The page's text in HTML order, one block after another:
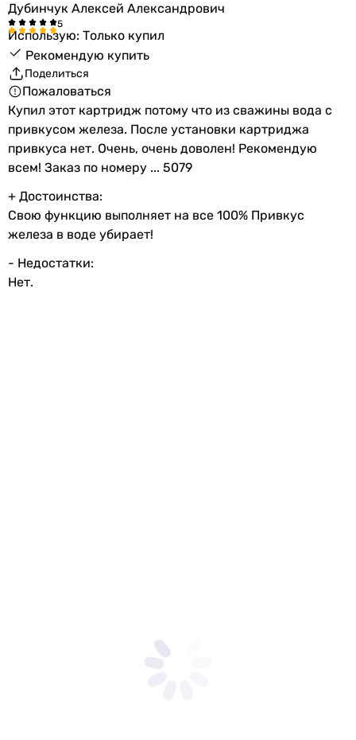
Дубинчук Алексей Александрович
Использую: Только купил
Рекомендую купить
Поделиться
Пожаловаться
Купил этот картридж потому что из сважины вода с
привкусом железа. После установки картриджа
привкуса нет. Очень, очень доволен! Рекомендую
всем! Заказ по номеру ... 5079
+ Достоинства:
Свою функцию выполняет на все 100% Привкус
железа в воде убирает!
- Недостатки:
Нет.